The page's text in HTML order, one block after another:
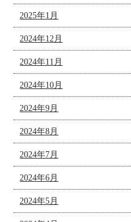
2025年1月
2024年12月
2024年11月
2024年10月
2024年9月
2024年8月
2024年7月
2024年6月
2024年5月